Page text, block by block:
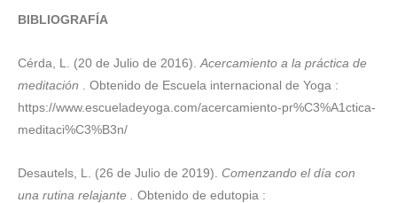
BIBLIOGRAFÍA
Cérda, L. (20 de Julio de 2016). Acercamiento a la práctica de
meditación
. Obtenido de Escuela internacional de Yoga :
https://www.escueladeyoga.com/acercamiento-pr%C3%A1ctica-
meditaci%C3%B3n/
Desautels, L. (26 de Julio de 2019). Comenzando el día con
una rutina relajante .
Obtenido de edutopia :